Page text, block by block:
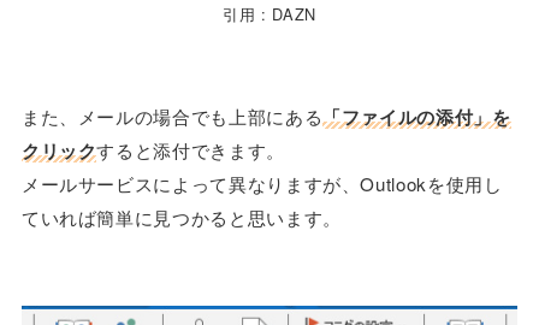
引用 : DAZN
また、メールの場合でも上部にある「ファイルの添付」を
クリックすると添付できます。
メールサービスによって異なりますが、Outlookを使用し
ていれば簡単に見つかると思います。